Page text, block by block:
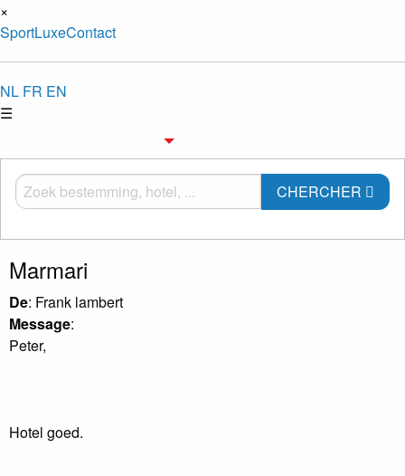
×
SportLuxeContact
NL FR EN
☰
CHERCHER
Marmari
De: Frank lambert
Message:
Peter,
Hotel goed.